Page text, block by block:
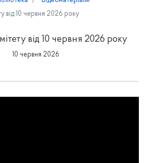
від 10 червня 2026 року
від 10 червня 2026 року
10 червня 2026